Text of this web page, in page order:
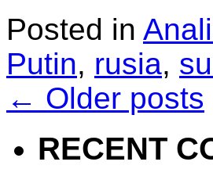
Posted in
Putin, rusia,
← Older posts
RECENT